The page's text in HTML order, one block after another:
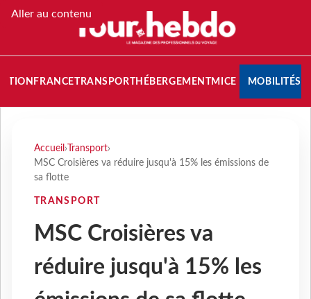
Aller au contenu
FRANCETRANSPORT HÉBERGEMENTMICE MOBILITÉS
Accueil › Transport›
MSC Croisières va réduire jusqu'à 15% les émissions de
sa flotte
TRANSPORT
MSC Croisières va
réduire jusqu'à 15% les